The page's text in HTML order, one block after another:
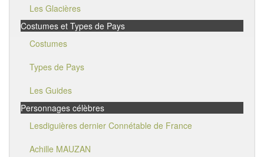
Les Glacières
Costumes et Types de Pays
Costumes
Types de Pays
Les Guides
Personnages célèbres
Lesdiguières dernier Connétable de France
Achille MAUZAN